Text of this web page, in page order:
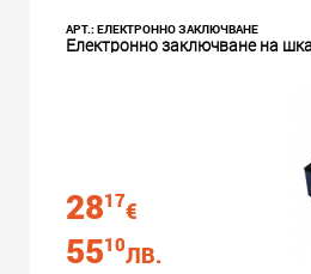
АРТ.: ЕЛЕКТРОННО ЗАКЛЮЧВАНЕ
Електронно заключване на
2817€
5510ЛВ.